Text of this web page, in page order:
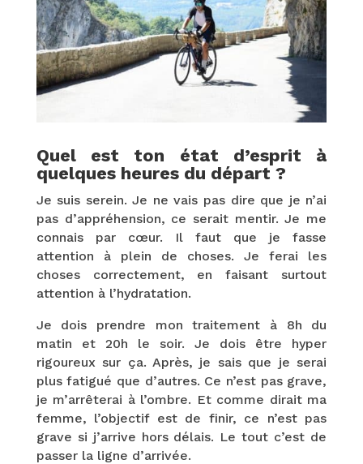
Quel est ton état d’esprit à
quelques heures du départ ?
Je suis serein. Je ne vais pas dire que je n’ai
pas d’appréhension, ce serait mentir. Je me
connais par cœur. Il faut que je fasse
attention à plein de choses. Je ferai les
choses correctement, en faisant surtout
attention à l’hydratation.
Je dois prendre mon traitement à 8h du
matin et 20h le soir. Je dois être hyper
rigoureux sur ça. Après, je sais que je serai
plus fatigué que d’autres. Ce n’est pas grave,
je m’arrêterai à l’ombre. Et comme dirait ma
femme, l’objectif est de finir, ce n’est pas
grave si j’arrive hors délais. Le tout c’est de
passer la ligne d’arrivée.